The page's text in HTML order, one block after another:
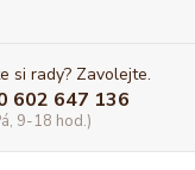
si rady? Zavolejte.
602 647 136
9-18 hod.)